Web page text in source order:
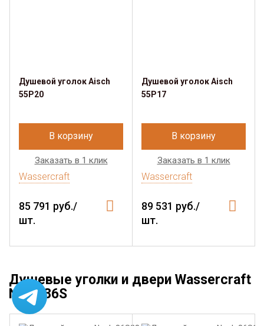
Душевой уголок Aisch
55P20
В корзину
Заказать в 1 клик
Wassercraft
85 791 руб./
шт.
Душевой уголок Aisch
55P17
В корзину
Заказать в 1 клик
Wassercraft
89 531 руб./
шт.
Душевые уголки и двери Wassercraft
Naab 86S